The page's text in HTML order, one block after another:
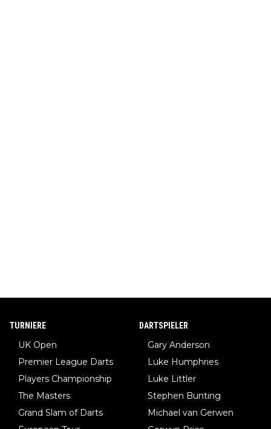
TURNIERE
UK Open
Premier League Darts
Players Championship
The Masters
Grand Slam of Darts
DARTSPIELER
Gary Anderson
Luke Humphries
Luke Littler
Stephen Bunting
Michael van Gerwen